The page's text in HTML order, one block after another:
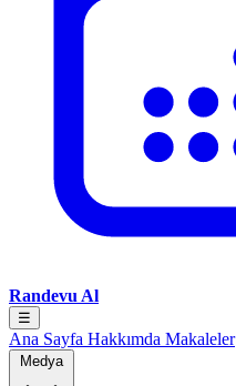
Randevu Al
☰
Ana Sayfa Hakkımda Makaleler
Medya